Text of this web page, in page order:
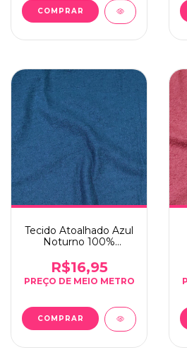
Tecido Atoalhado Azul
Noturno 100%
0,5m x 1,40m
R$16,95